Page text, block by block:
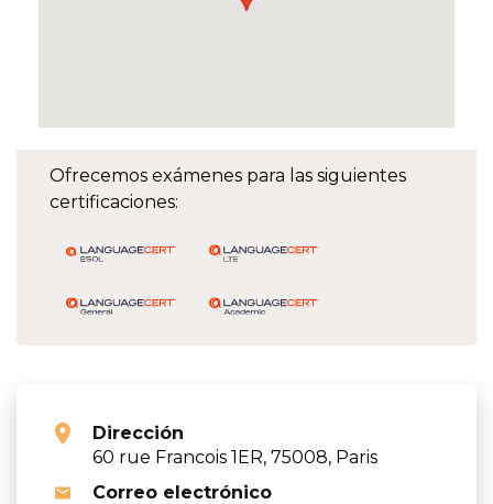
Ofrecemos exámenes para las siguientes
certificaciones:
Dirección
60 rue Francois 1ER, 75008, Paris
Correo electrónico